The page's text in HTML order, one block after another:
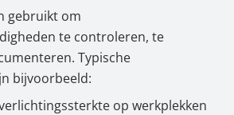
gebruikt om
te controleren, te
Typische
bijvoorbeeld:
op werkplekken